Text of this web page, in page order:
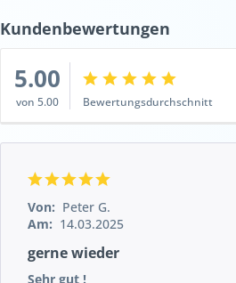
Kundenbewertungen
5.00
von 5.00 Bewertungsdurchschnitt
Von: Peter G.
Am: 14.03.2025
gerne wieder
Sehr gut !